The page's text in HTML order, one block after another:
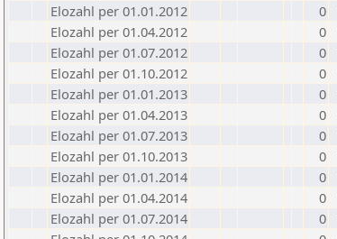
Elozahl per 01.01.2012
0
Elozahl per 01.04.2012
0
Elozahl per 01.07.2012
0
Elozahl per 01.10.2012
0
Elozahl per 01.01.2013
0
Elozahl per 01.04.2013
0
Elozahl per 01.07.2013
0
Elozahl per 01.10.2013
0
Elozahl per 01.01.2014
0
Elozahl per 01.04.2014
0
Elozahl per 01.07.2014
0